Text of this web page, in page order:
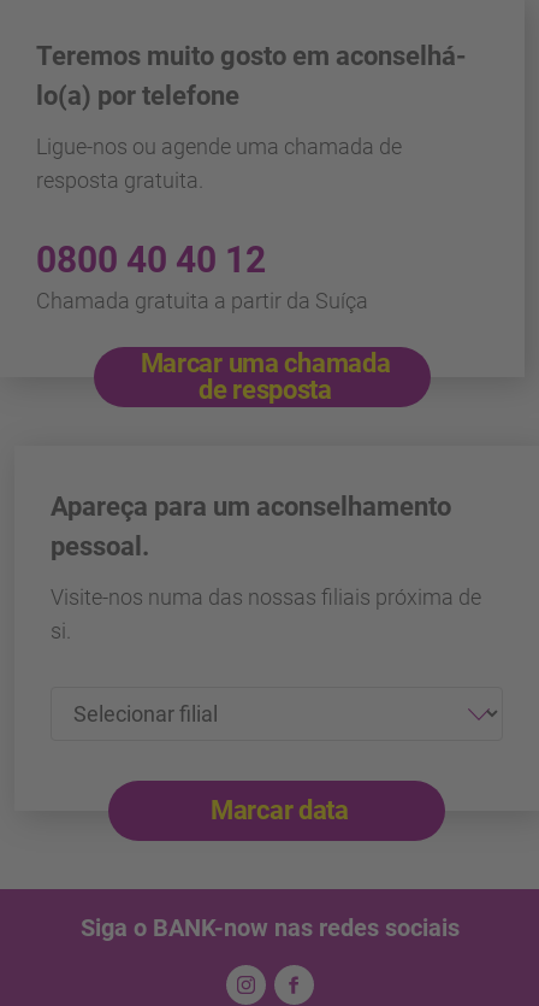
Teremos muito gosto em aconselhá-
lo(a) por telefone
Ligue-nos ou agende uma chamada de
resposta gratuita.
0800 40 40 12
Chamada gratuita a partir da Suíça
Marcar uma chamada
de resposta
Apareça para um aconselhamento
pessoal.
Visite-nos numa das nossas filiais próxima de
si.
Marcar data
Siga o BANK-now nas redes sociais